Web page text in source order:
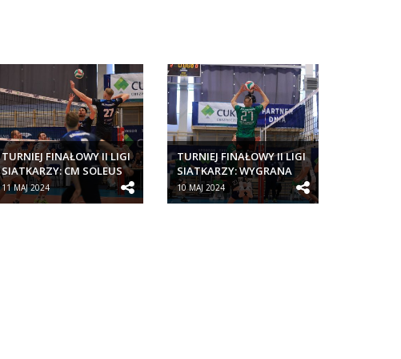
TURNIEJ FINAŁOWY II LIGI
SIATKARZY: CM SOLEUS
KLUB SPORTOWY...
11 MAJ 2024
TURNIEJ FINAŁOWY II LIGI
SIATKARZY: WYGRANA
CM SOLEUS KLUB
SPORTOWY...
10 MAJ 2024